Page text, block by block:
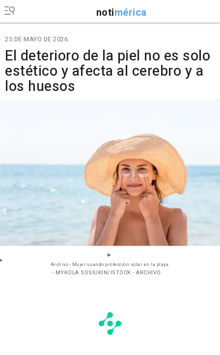
notimérica
25 DE MAYO DE 2026
El deterioro de la piel no es solo
estético y afecta al cerebro y a
los huesos
Archivo - Mujer usando protección solar en la playa.
- MYKOLA SOSIUKIN/ISTOCK - ARCHIVO